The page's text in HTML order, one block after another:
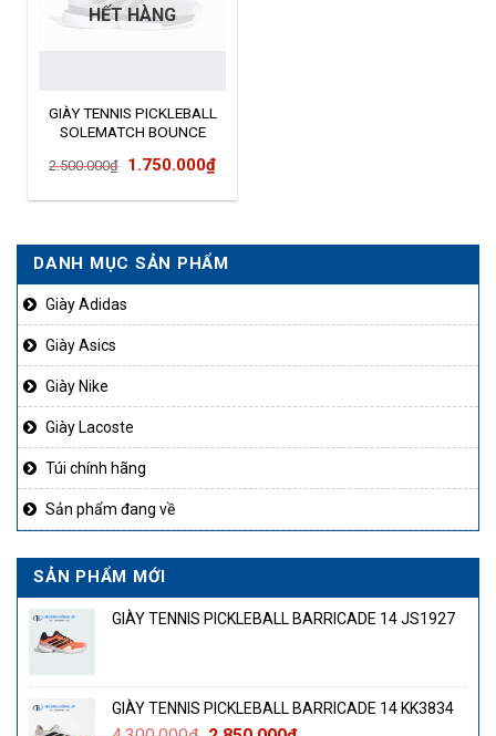
HẾT HÀNG
GIÀY TENNIS PICKLEBALL
SOLEMATCH BOUNCE
2.500.000₫ Giá
2.500.000₫.
1.750.000₫Giá
là:
1.750.000₫.
DANH MỤC SẢN PHẨM
Giày Adidas
Giày Asics
Giày Nike
Giày Lacoste
Túi chính hãng
Sản phẩm đang về
SẢN PHẨM MỚI
GIÀY TENNIS PICKLEBALL BARRICADE 14 JS1927
GIÀY TENNIS PICKLEBALL BARRICADE 14 KK3834